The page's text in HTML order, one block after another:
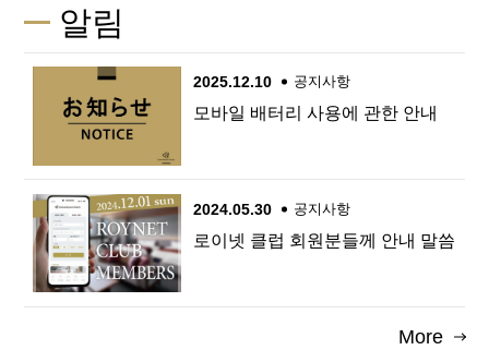
알림
2025.12.10 공지사항
모바일 배터리 사용에 관한 안내
2024.05.30 공지사항
로이넷 클럽 회원분들께 안내 말씀
More